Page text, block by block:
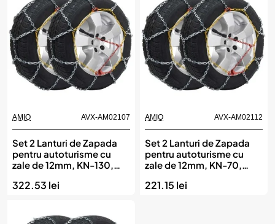
AMIO AVX-AM02107
Set 2 Lanturi de Zapada
pentru autoturisme cu
zale de 12mm, KN-130,
322.53 lei
AMIO AVX-AM02112
Set 2 Lanturi de Zapada
pentru autoturisme cu
zale de 12mm, KN-70,
221.15 lei